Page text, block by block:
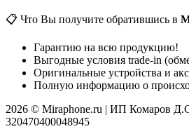
📋 Что Вы получите обратившись в
Гарантию на всю продукцию!
Выгодные условия trade-in
Оригинальные устройства и
Полную информацию о
2026 © Miraphone.ru | ИП Комаров
320470400048945